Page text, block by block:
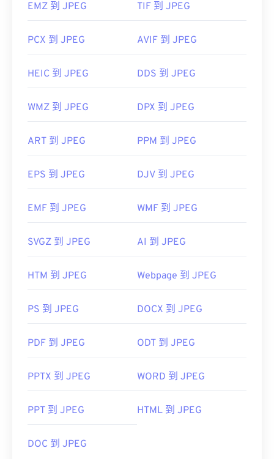
EMZ 到 JPEG TIF 到 JPEG
PCX 到 JPEG AVIF 到 JPEG
HEIC 到 JPEG DDS 到 JPEG
WMZ 到 JPEG DPX 到 JPEG
ART 到 JPEG PPM 到 JPEG
EPS 到 JPEG DJV 到 JPEG
EMF 到 JPEG WMF 到 JPEG
SVGZ 到 JPEG AI 到 JPEG
HTM 到 JPEG Webpage 到 JPEG
PS 到 JPEG DOCX 到 JPEG
PDF 到 JPEG ODT 到 JPEG
PPTX 到 JPEG WORD 到 JPEG
PPT 到 JPEG HTML 到 JPEG
DOC 到 JPEG